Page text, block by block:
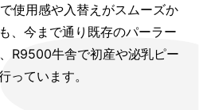
使用感や入替えがスムーズか
、今まで通り既存のパーラー
R9500牛舎で初産や泌乳ピー
っています。